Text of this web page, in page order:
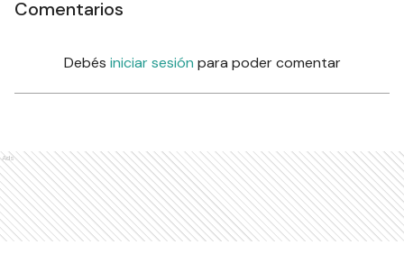
Comentarios
Debés iniciar sesión para poder comentar
Ads